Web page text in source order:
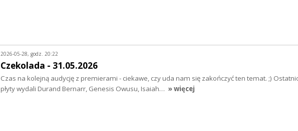
2026-05-28, godz. 20:22
Czekolada - 31.05.2026
Czas na kolejną audycję z premierami - ciekawe, czy uda nam się zakończyć ten temat. ;)
płyty wydali Durand Bernarr, Genesis Owusu, Isaiah… » więcej